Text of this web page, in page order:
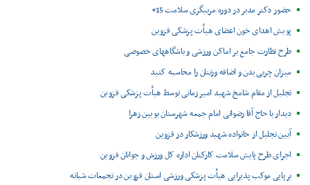
حضور دکتر مدبر در دوره مربیگری سلامت 15+
پویش اهدای خون اعضای هیأت پزشکی قزوین
طرح نظارت جامع بر اماکن ورزشی و باشگاههای خصوصی
میزان چربی بدن و اضافه وزنتان را محاسبه کنید
تجلیل از مقام شامخ شهید امیر زمانی توسط هیأت پزشکی قزوین
دیدار با حاج آقا رضوانی امام جمعه شهرستان بویین زهرا
آیین تجلیل از خانواده شهید ورزشکار در قزوین
اجرای طرح پایش سلامت کارکنان اداره کل ورزش و جوانان قزوین
برپایی موکب پذیرایی هیأت پزشکی ورزشی استان قزوین در تجمعات شبانه